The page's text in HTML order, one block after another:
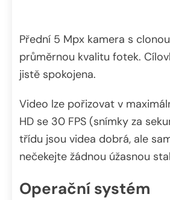
Přední 5 Mpx kamera s
průměrnou kvalitu fotek.
jistě spokojena.
Video lze pořizovat v
HD se 30 FPS (snímky za
třídu jsou videa dobrá, ale
nečekejte žádnou úžasnou
Operační systém